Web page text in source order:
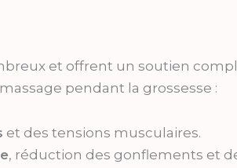
et offrent un soutien
pendant la grossesse :
et des tensions musculaires.
, réduction des gonflements et